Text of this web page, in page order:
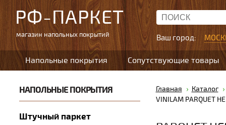
РФ-ПАРКЕТ
магазин напольных покрытий Ваш город:
Напольные покрытия Сопутствующие товары
НАПОЛЬНЫЕ ПОКРЫТИЯ
Штучный паркет
Главная
Каталог
VINILAM PARQUET